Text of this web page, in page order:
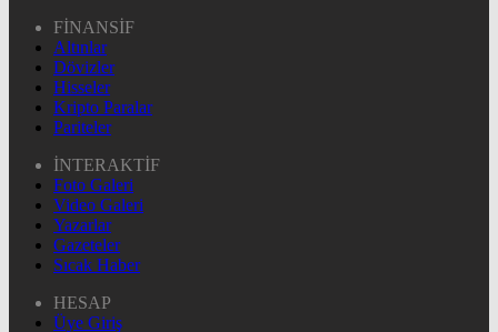
FİNANSİF
Altınlar
Dövizler
Hisseler
Kripto Paralar
Pariteler
İNTERAKTİF
Foto Galeri
Video Galeri
Yazarlar
Gazeteler
Sıcak Haber
HESAP
Üye Giriş